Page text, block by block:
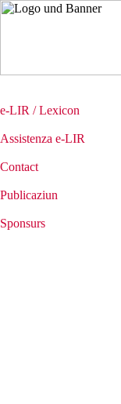
e-LIR / Lexicon
Assistenza e-LIR
Contact
Publicaziun
Sponsurs